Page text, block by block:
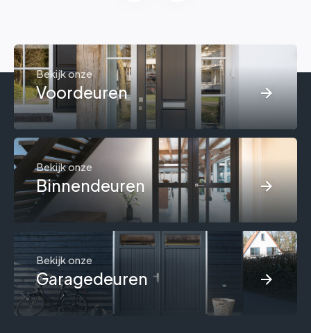
Bekijk onze
Voordeuren
Bekijk onze
Binnendeuren
Bekijk onze
Garagedeuren